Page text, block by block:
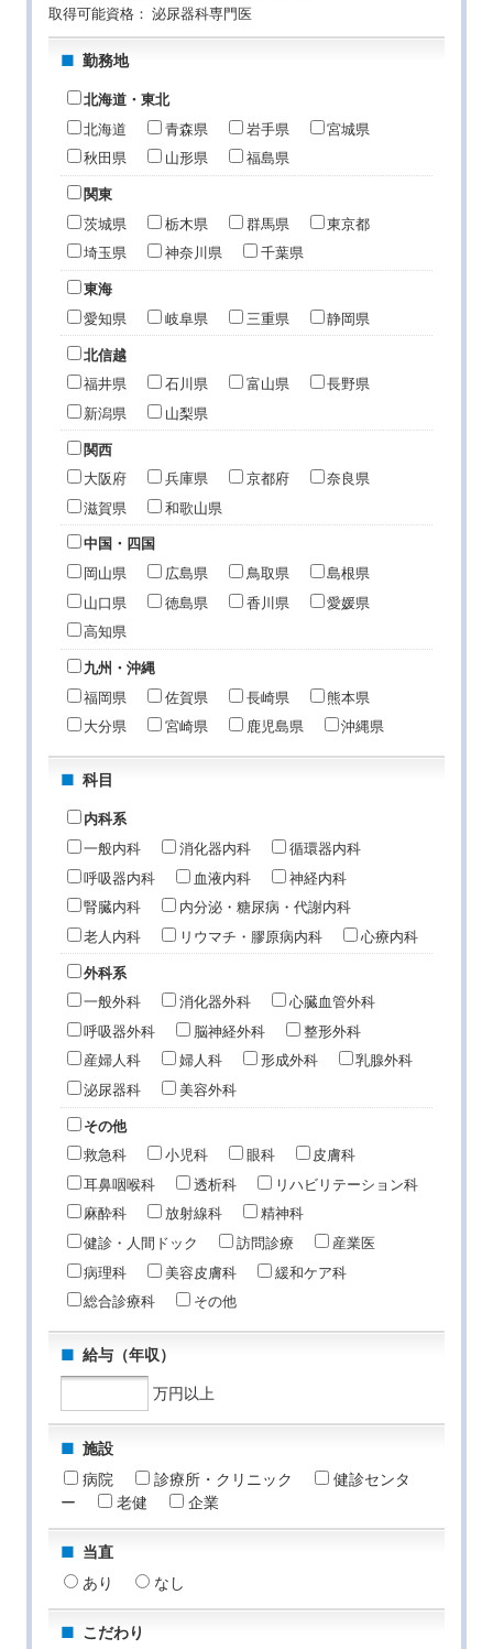
取得可能資格 泌尿器科専門医
勤務地
北海道・東北
北海道 青森県 岩手県 宮城県
秋田県 山形県 福島県
関東
茨城県 栃木県 群馬県 東京都
埼玉県 神奈川県 千葉県
東海
愛知県 岐阜県 三重県 静岡県
北信越
福井県 石川県 富山県 長野県
新潟県 山梨県
関西
大阪府 兵庫県 京都府 奈良県
滋賀県 和歌山県
中国・四国
岡山県 広島県 鳥取県 島根県
山口県 徳島県 香川県 愛媛県
高知県
九州・沖縄
福岡県 佐賀県 長崎県 熊本県
大分県 宮崎県 鹿児島県 沖縄県
科目
内科系
一般内科 消化器内科 循環器内科
呼吸器内科 血液内科 神経内科
腎臓内科 内分泌・糖尿病・代謝内科
老人内科 リウマチ・膠原病内科 心療内科
外科系
一般外科 消化器外科 心臓血管外科
呼吸器外科 脳神経外科 整形外科
産婦人科 婦人科 形成外科 乳腺外科
泌尿器科 美容外科
その他
救急科 小児科 眼科 皮膚科
耳鼻咽喉科 透析科 リハビリテーション科
麻酔科 放射線科 精神科
健診・人間ドック 訪問診療 産業医
病理科 美容皮膚科 緩和ケア科
総合診療科 その他
給与（年収）
万円以上
施設
病院
診療所・クリニック
健診センタ
ー
老健 企業
当直
あり
なし
こだわり